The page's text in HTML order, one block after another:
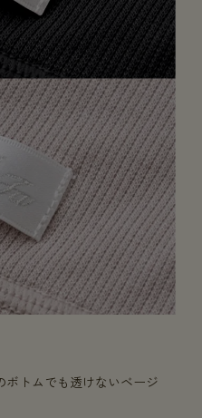
トムでも透けないベージ